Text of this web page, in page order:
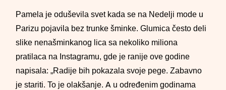
Pamela je oduševila svet kada se na Nedelji mode u
Parizu pojavila bez trunke šminke. Glumica često deli
slike nenašminkanog lica sa nekoliko miliona
pratilaca na Instagramu, gde je ranije ove godine
napisala: „Radije bih pokazala svoje pege. Zabavno
je stariti. To je olakšanje. A u određenim godinama